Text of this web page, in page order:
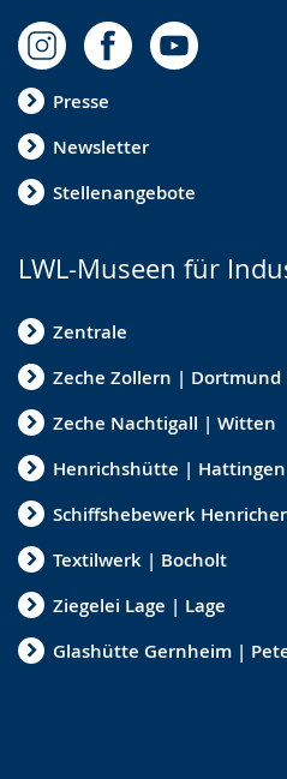
Presse
Newsletter
Stellenangebote
LWL-Museen für
Zentrale
Zeche Zollern | Dortmund
Zeche Nachtigall | Witten
Henrichshütte | Hattingen
Schiffshebewerk
Textilwerk | Bocholt
Ziegelei Lage | Lage
Glashütte Gernheim |